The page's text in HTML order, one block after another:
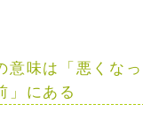
意味は「悪くな
」にある